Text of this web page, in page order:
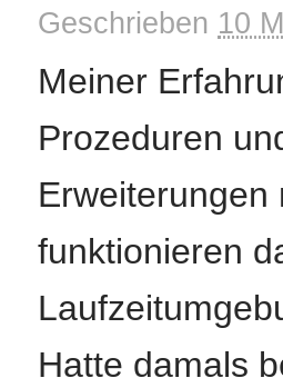
Geschrieben 10
Meiner
Prozeduren
Erweiterungen
funktionieren
Hatte damals